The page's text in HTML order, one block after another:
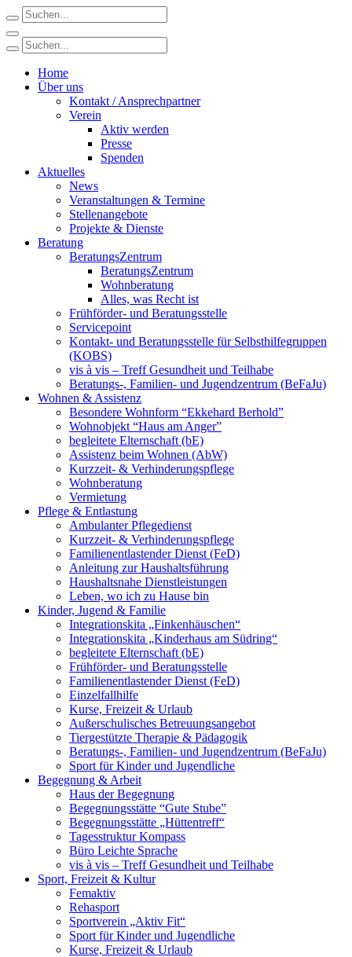
Home
Über uns
Kontakt / Ansprechpartner
Verein
Aktiv werden
Presse
Spenden
Aktuelles
News
Veranstaltungen & Termine
Stellenangebote
Projekte & Dienste
Beratung
BeratungsZentrum
BeratungsZentrum
Wohnberatung
Alles, was Recht ist
Frühförder- und Beratungsstelle
Servicepoint
Kontakt- und Beratungsstelle für Selbsthilfegruppen
(KOBS)
vis à vis – Treff Gesundheit und Teilhabe
Beratungs-, Familien- und Jugendzentrum (BeFaJu)
Wohnen & Assistenz
Besondere Wohnform “Ekkehard Berhold”
Wohnobjekt “Haus am Anger”
begleitete Elternschaft (bE)
Assistenz beim Wohnen (AbW)
Kurzzeit- & Verhinderungspflege
Wohnberatung
Vermietung
Pflege & Entlastung
Ambulanter Pflegedienst
Kurzzeit- & Verhinderungspflege
Familienentlastender Dienst (FeD)
Anleitung zur Haushaltsführung
Haushaltsnahe Dienstleistungen
Leben, wo ich zu Hause bin
Kinder, Jugend & Familie
Integrationskita „Finkenhäuschen“
Integrationskita „Kinderhaus am Südring“
begleitete Elternschaft (bE)
Frühförder- und Beratungsstelle
Familienentlastender Dienst (FeD)
Einzelfallhilfe
Kurse, Freizeit & Urlaub
Außerschulisches Betreuungsangebot
Tiergestützte Therapie & Pädagogik
Beratungs-, Familien- und Jugendzentrum (BeFaJu)
Sport für Kinder und Jugendliche
Begegnung & Arbeit
Haus der Begegnung
Begegnungsstätte “Gute Stube”
Begegnungsstätte „Hüttentreff“
Tagesstruktur Kompass
Büro Leichte Sprache
vis à vis – Treff Gesundheit und Teilhabe
Sport, Freizeit & Kultur
Femaktiv
Rehasport
Sportverein „Aktiv Fit“
Sport für Kinder und Jugendliche
Kurse, Freizeit & Urlaub